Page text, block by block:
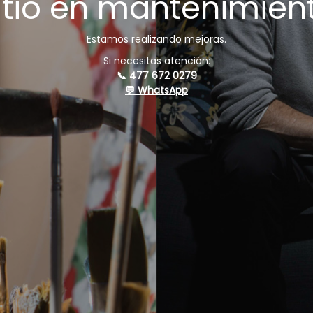
Estamos realizando mejoras.
Si necesitas atención:
📞 477 672 0279
💬 WhatsApp